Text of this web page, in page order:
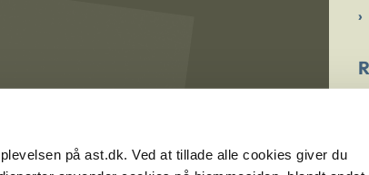
på ast.dk. Ved at tillade alle cookies giver du